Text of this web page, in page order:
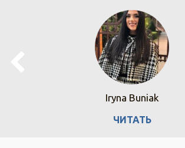
Iryna Buniak
ЧИТАТЬ